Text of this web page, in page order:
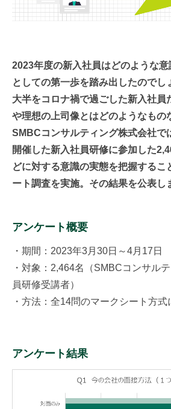
2023年度の新入社員はどのような
としての第一歩を踏み出したのでし
大半をコロナ禍で過ごした新入社員
や理想の上司像とはどのようなもの
SMBCコンサルティング株式会社で
開催した新入社員研修に参加した
どに対する意識の実態を把握するこ
ート調査を実施。その結果を公表し
アンケート概要
・期間：2023年3月30日～4月17日
・対象：2,464名（SMBCコンサル
員研修受講者）
・方法：全14問のマークシート方式
アンケート結果